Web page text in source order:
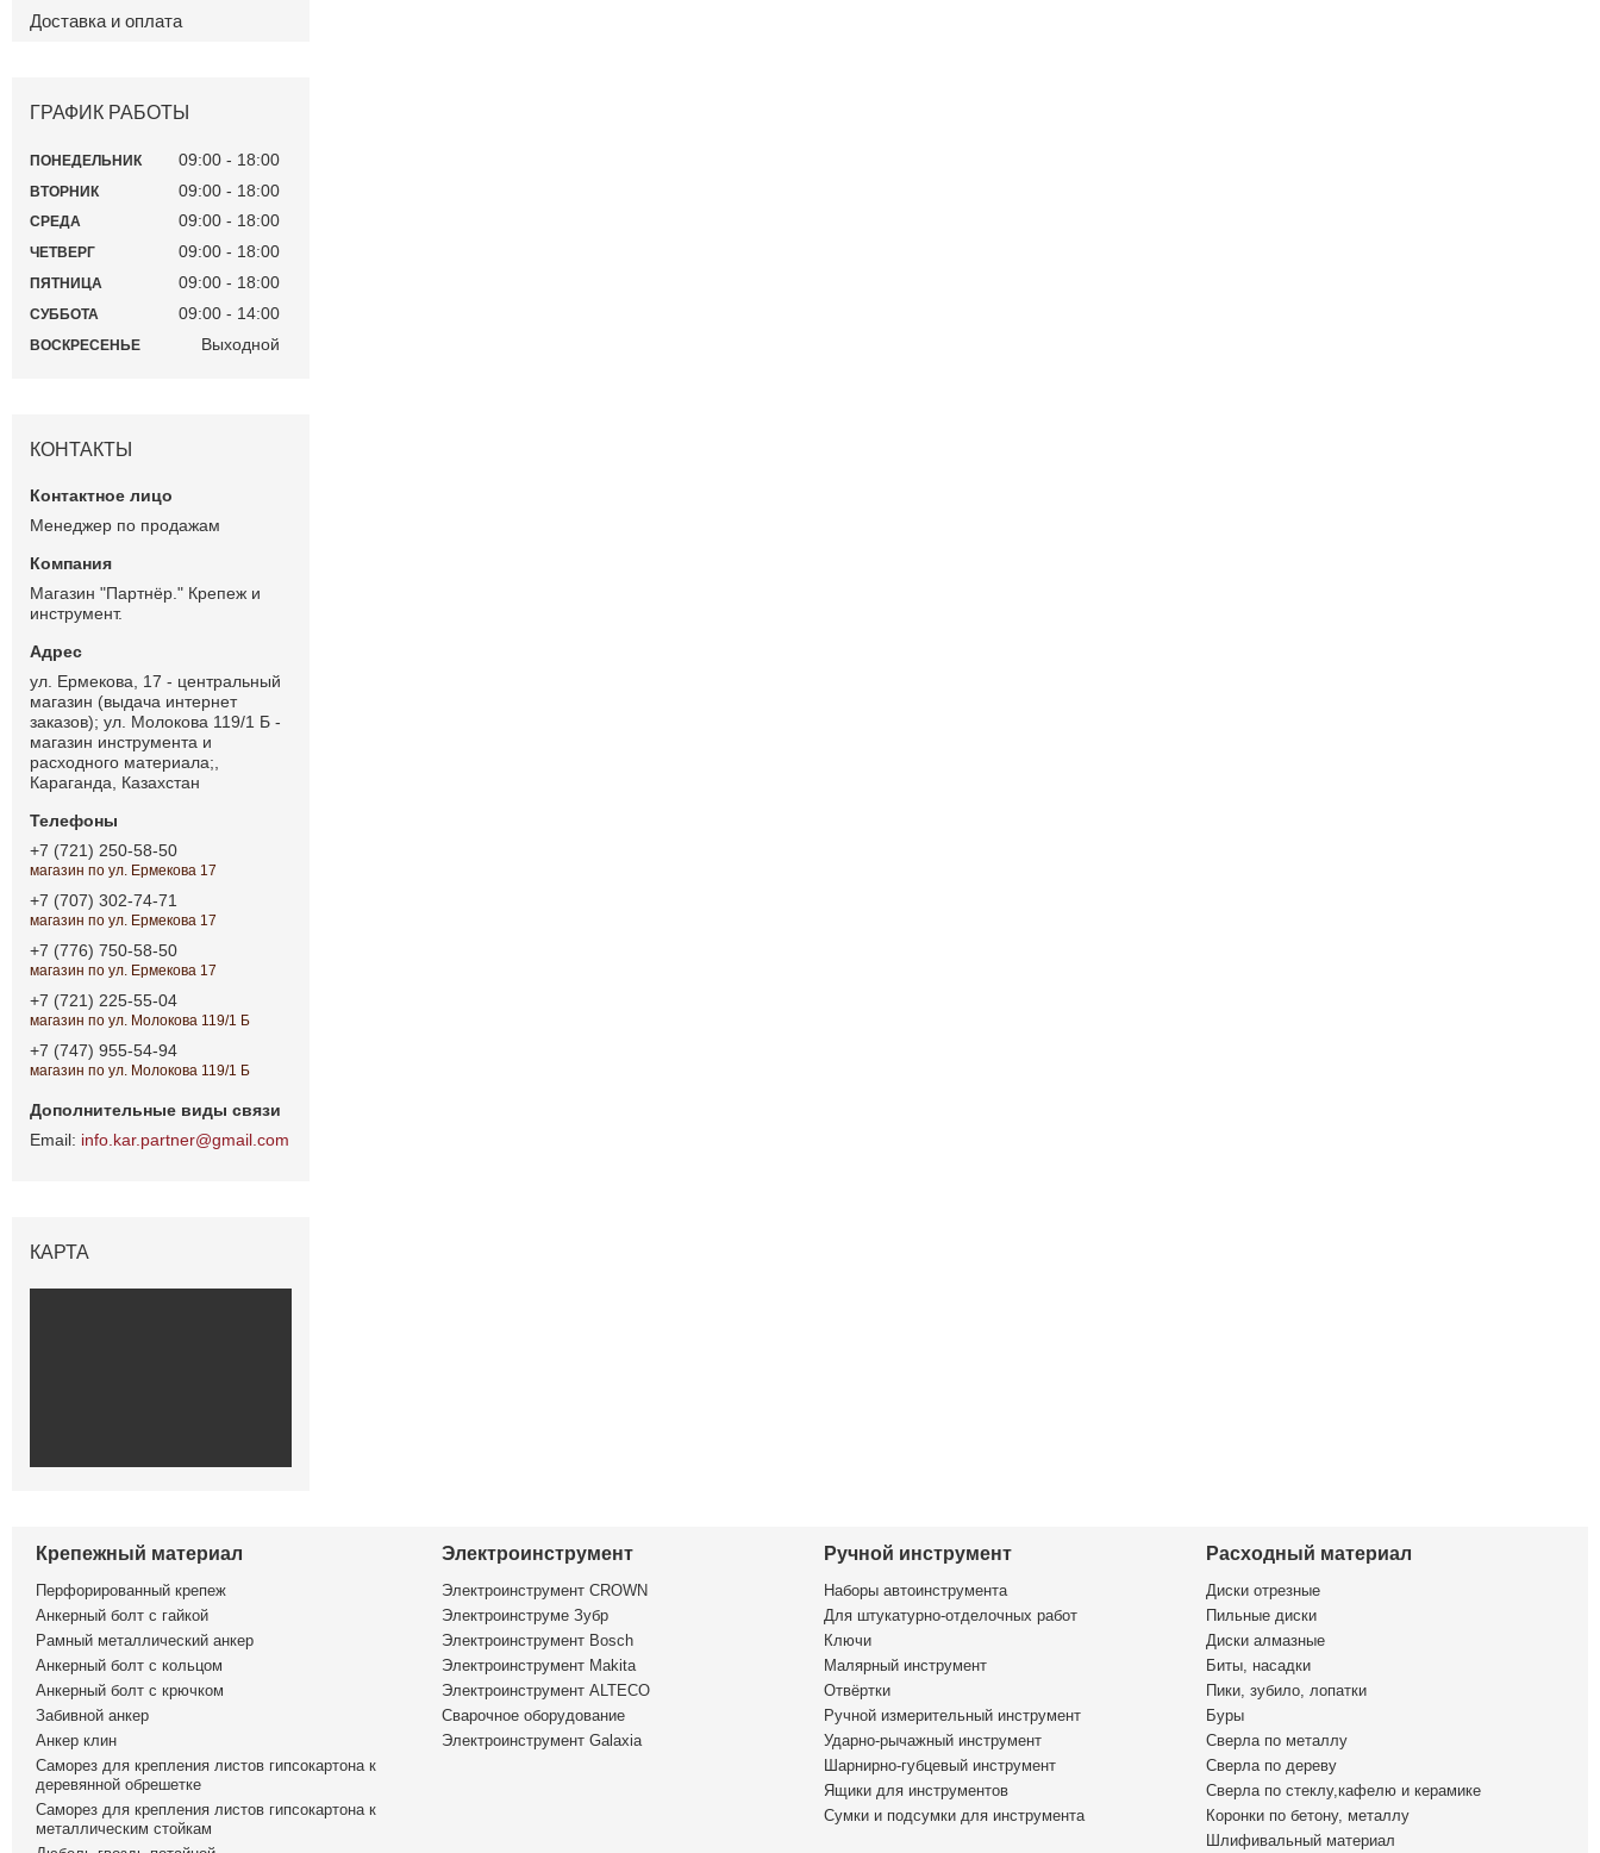
Доставка и оплата
ГРАФИК РАБОТЫ
ПОНЕДЕЛЬНИК 09:00 18:00
ВТОРНИК 09:00 18:00
СРЕДА 09:00 18:00
ЧЕТВЕРГ 09:00 18:00
ПЯТНИЦА 09:00 18:00
СУББОТА 09:00 14:00
ВОСКРЕСЕНЬЕ Выходной
КОНТАКТЫ
Менеджер по продажам
Магазин "Партнёр." Крепеж и
инструмент.
ул. Ермекова, 17 - центральный
магазин (выдача интернет
заказов); ул. Молокова 119/1 Б -
магазин инструмента и
расходного материала;,
Караганда, Казахстан
+7 (721) 250-58-50
магазин по ул. Ермекова 17
+7 (707) 302-74-71
магазин по ул. Ермекова 17
+7 (776) 750-58-50
магазин по ул. Ермекова 17
+7 (721) 225-55-04
магазин по ул. Молокова 119/1 Б
+7 (747) 955-54-94
магазин по ул. Молокова 119/1 Б
info.kar.partner@gmail.com
КАРТА
Крепежный материал
Перфорированный крепеж
Анкерный болт с гайкой
Рамный металлический анкер
Анкерный болт с кольцом
Анкерный болт с крючком
Забивной анкер
Анкер клин
Саморез для крепления листов гипсокартона к
деревянной обрешетке
Саморез для крепления листов гипсокартона к
металлическим стойкам
Электроинструмент
Электроинструмент CROWN
Электроинструме Зубр
Электроинструмент Bosch
Электроинструмент Makita
Электроинструмент ALTECO
Сварочное оборудование
Электроинструмент Galaxia
Ручной инструмент
Наборы автоинструмента
Для штукатурно-отделочных работ
Ключи
Малярный инструмент
Отвёртки
Ручной измерительный инструмент
Ударно-рычажный инструмент
Шарнирно-губцевый инструмент
Ящики для инструментов
Сумки и подсумки для инструмента
Расходный материал
Диски отрезные
Пильные диски
Диски алмазные
Биты, насадки
Пики, зубило, лопатки
Буры
Сверла по металлу
Сверла по дереву
Сверла по стеклу,кафелю и керамике
Коронки по бетону, металлу
Шлифивальный материал